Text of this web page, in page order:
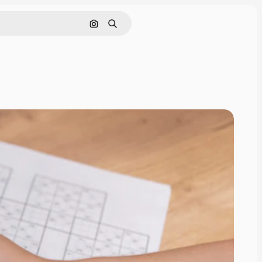
이미지로 검색
검색